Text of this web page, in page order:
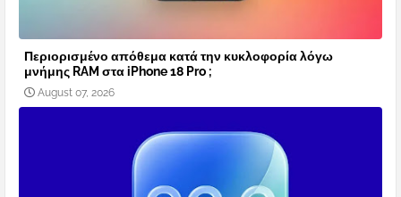
Περιορισμένο απόθεμα κατά την κυκλοφορία λόγω
μνήμης RAM στα iPhone 18 Pro ;
August 07, 2026